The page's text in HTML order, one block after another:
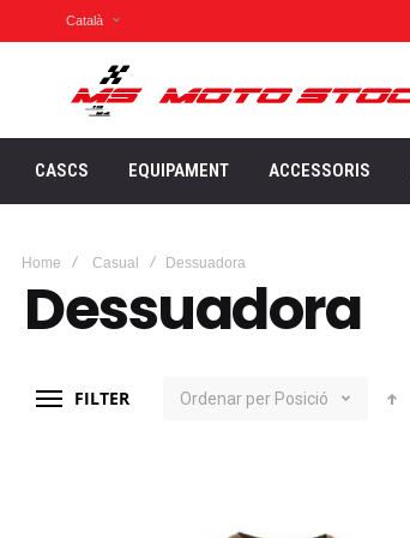
Català
CASCS EQUIPAMENT ACCESSORIS
Home Casual Dessuadora
Dessuadora
FILTER Ordenar per Posició